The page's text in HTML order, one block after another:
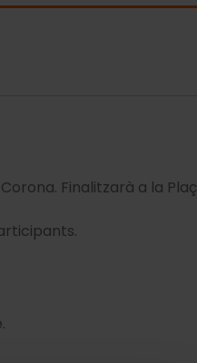
Finalitzarà a la